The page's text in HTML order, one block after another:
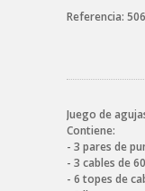
Referencia:
Juego de
Contiene:
- 3 pares de
- 3 cables de
- 6 topes de